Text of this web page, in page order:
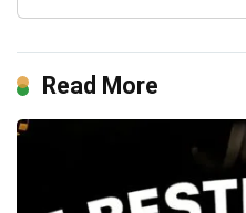
Read More